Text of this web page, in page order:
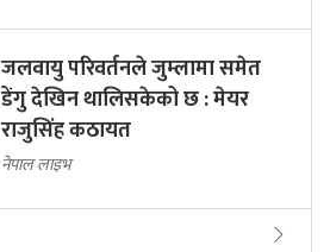
जलवायु परिवर्तनले जुम्लामा समेत
डेंगु देखिन थालिसकेको छ : मेयर
राजुसिंह कठायत
नेपाल लाइभ